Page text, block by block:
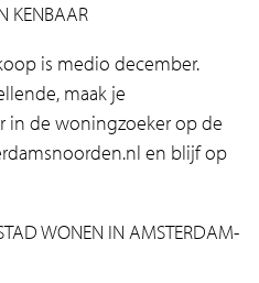
KENBAAR
is medio december.
maak je
in de woningzoeker op de
en blijf op
WONEN IN AMSTERDAM-